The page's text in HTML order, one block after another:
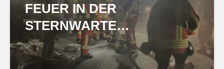
FEUER IN DER
STERNWARTE…